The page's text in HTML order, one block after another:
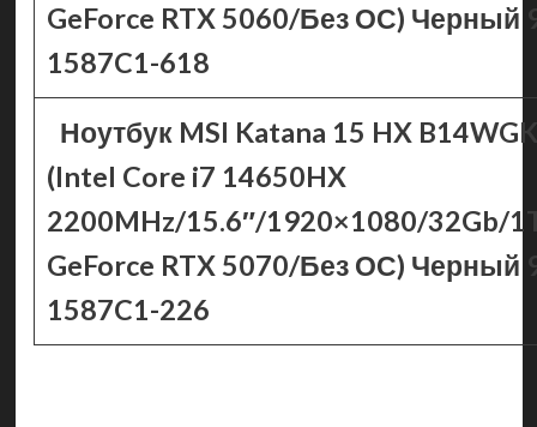
GeForce RTX 5060/Без ОС) Черный
1587C1-618
Ноутбук MSI Katana 15 HX
(Intel Core i7 14650HX
2200MHz/15.6″/1920×1080/32Gb/
GeForce RTX 5070/Без ОС) Черный
1587C1-226